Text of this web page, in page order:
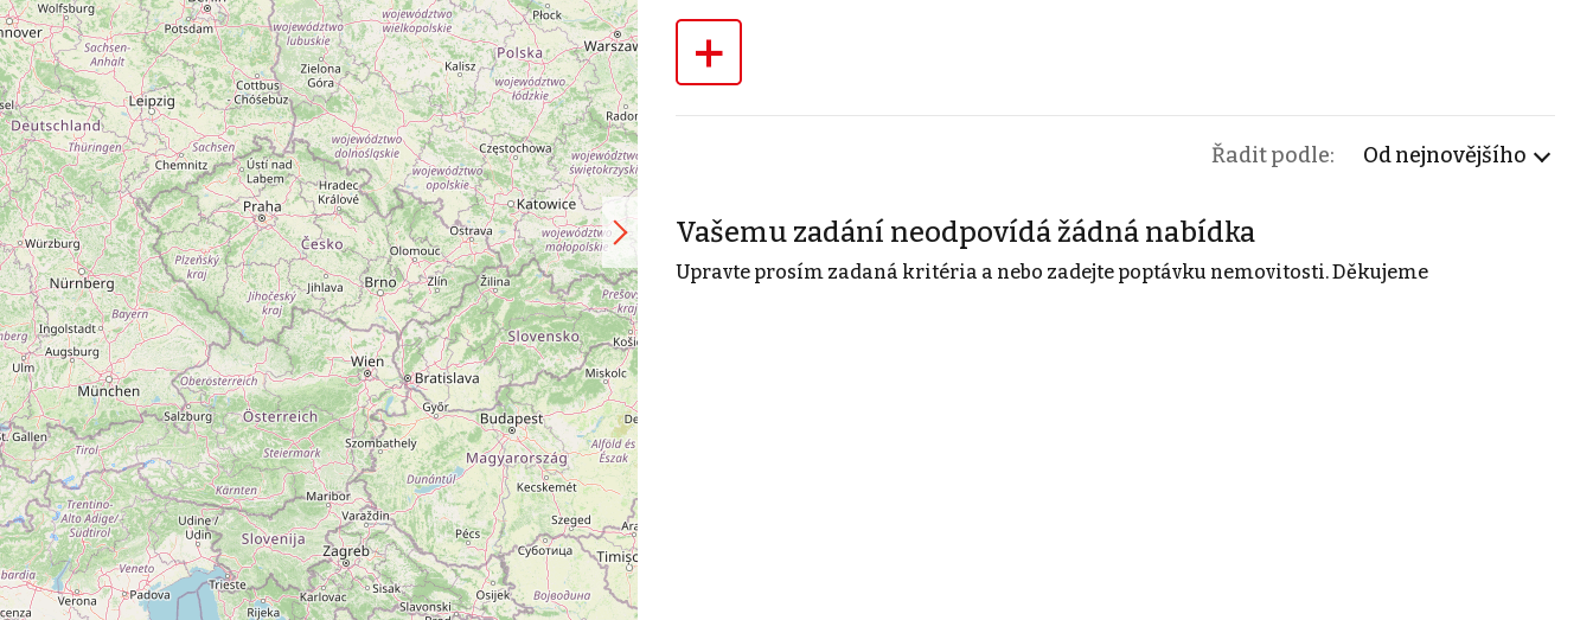
+
Řadit podle: Od nejnovějšího
Vašemu zadání neodpovídá žádná nabídka
Upravte prosím zadaná kritéria a nebo zadejte poptávku nemovitosti. Děkujeme